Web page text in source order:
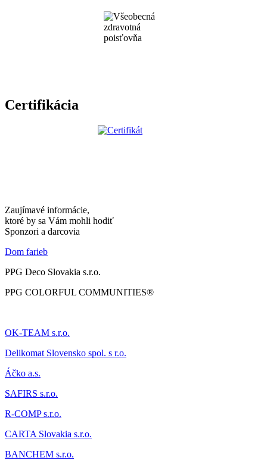
Certifikácia
Zaujímavé informácie,
ktoré by sa Vám mohli hodiť
Sponzori a darcovia
Dom farieb
PPG Deco Slovakia s.r.o.
PPG COLORFUL COMMUNITIES®
OK-TEAM s.r.o.
Delikomat Slovensko spol. s r.o.
Áčko a.s.
SAFIRS s.r.o.
R-COMP s.r.o.
CARTA Slovakia s.r.o.
BANCHEM s.r.o.